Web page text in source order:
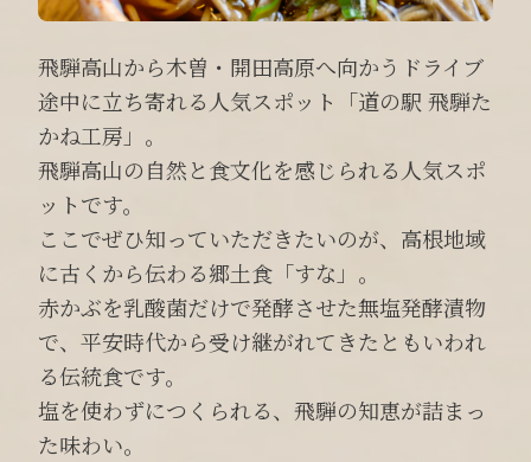
飛騨高山から木曽・開田高原へ向かうドライブ
途中に立ち寄れる人気スポット「道の駅 飛騨た
かね工房」。
飛騨高山の自然と食文化を感じられる人気スポ
ットです。
ここでぜひ知っていただきたいのが、高根地域
に古くから伝わる郷土食「すな」。
赤かぶを乳酸菌だけで発酵させた無塩発酵漬物
で、平安時代から受け継がれてきたともいわれ
る伝統食です。
塩を使わずにつくられる、飛騨の知恵が詰まっ
た味わい。